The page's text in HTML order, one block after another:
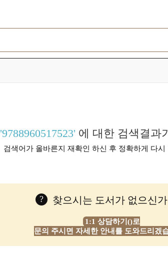
'9788960517523' 에 대한 검색결과
검색어가 올바른지 재확인 하신 후 정확하게 다시
? 찾으시는 도서가 없으신
1:1 상담하기()로
문의 주시면 자세한 안내를 도와드리겠